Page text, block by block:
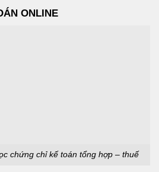
ONLINE
chứng chỉ kế toán tổng hợp – thuế